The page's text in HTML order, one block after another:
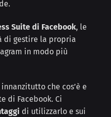
Suite di Facebook, le
di gestire la propria
in modo più
che cos’è e
di Facebook. Ci
di utilizzarlo e sui